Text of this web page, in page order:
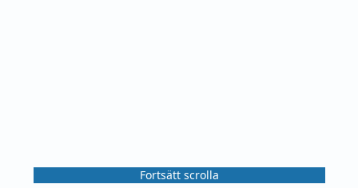
Fortsätt scrolla